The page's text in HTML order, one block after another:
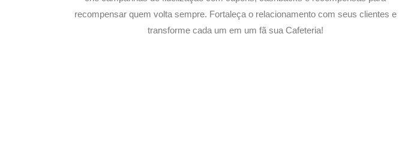
recompensar quem volta sempre. Fortaleça o relacionamento com seus clientes e
transforme cada um em um fã sua Cafeteria!